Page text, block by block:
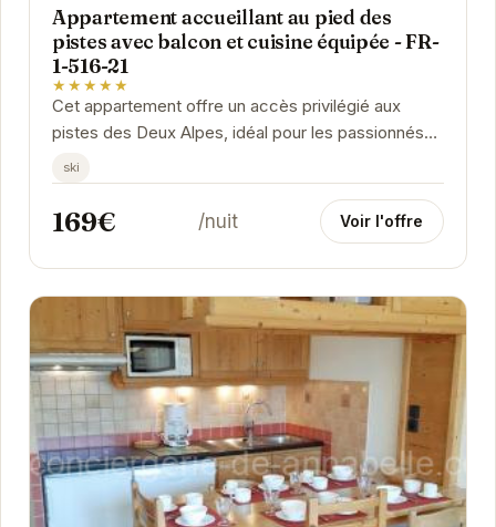
Appartement accueillant au pied des
pistes avec balcon et cuisine équipée - FR-
1-516-21
★★★★★
Cet appartement offre un accès privilégié aux
pistes des Deux Alpes, idéal pour les passionnés
de ski. Le balcon offre une vue imprenable sur...
ski
169€ /nuit Voir l'offre